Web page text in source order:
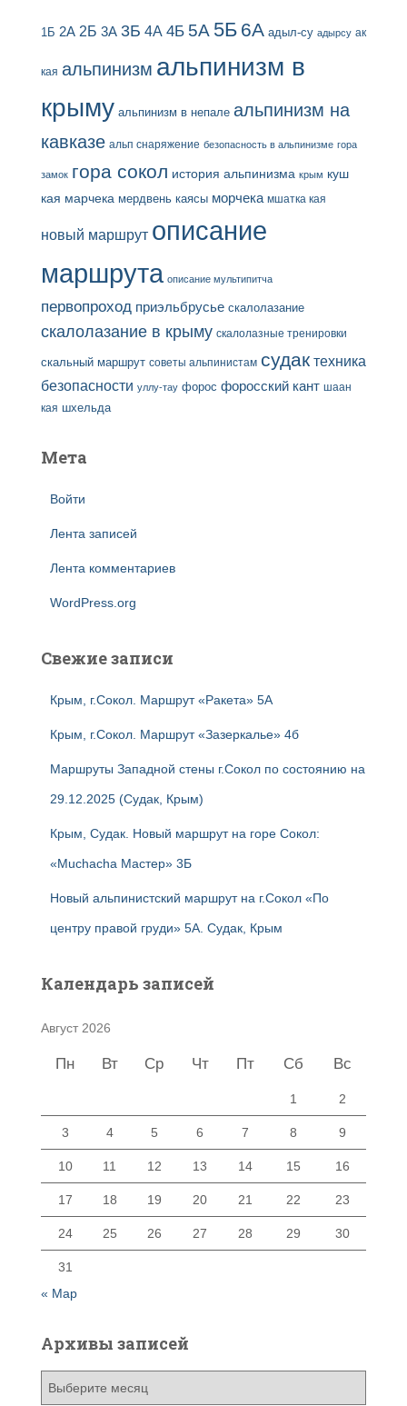
1Б 2А 2Б 3А 3Б 4А 4Б 5А 5Б 6А адыл-су адырсу ак
кая альпинизм альпинизм в
крыму альпинизм в непале альпинизм на
кавказе альп снаряжение безопасность в альпинизме гора
замок гора сокол история альпинизма крым куш
кая марчека мердвень каясы морчека мшатка кая
новый маршрут описание
маршрута описание мультипитча
первопроход приэльбрусье скалолазание
скалолазание в крыму скалолазные тренировки
скальный маршрут советы альпинистам судак техника
безопасности уллу-тау форос форосский кант шаан
кая шхельда
Мета
Войти
Лента записей
Лента комментариев
WordPress.org
Свежие записи
Крым, г.Сокол. Маршрут «Ракета» 5А
Крым, г.Сокол. Маршрут «Зазеркалье» 4б
Маршруты Западной стены г.Сокол по состоянию на
29.12.2025 (Судак, Крым)
Крым, Судак. Новый маршрут на горе Сокол:
«Muchacha Мастер» 3Б
Новый альпинистский маршрут на г.Сокол «По
центру правой груди» 5А. Судак, Крым
Календарь записей
Август 2026
Пн Вт Ср Чт Пт Сб Вс
1 2
3 4 5 6 7 8 9
10 11 12 13 14 15 16
17 18 19 20 21 22 23
24 25 26 27 28 29 30
31
« Мар
Архивы записей